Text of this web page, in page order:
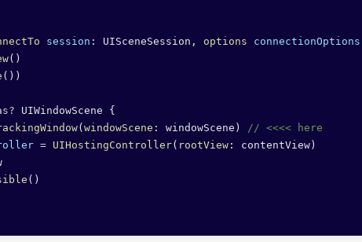
session : UISceneSession, options connectionOptions
()
())
UIWindowScene {
( windowScene : windowScene)
// <<<< here
= UIHostingController( rootView : contentView)
()